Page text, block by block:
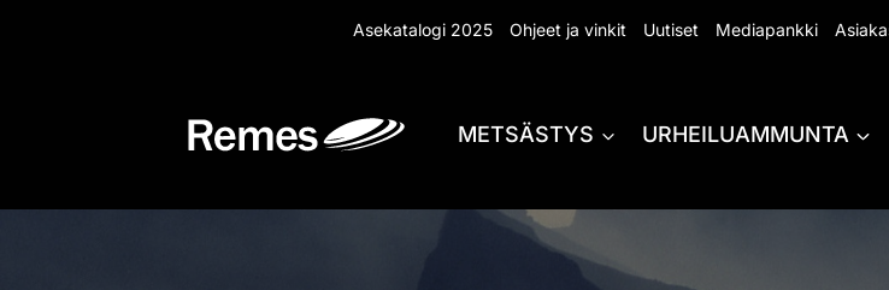
Asekatalogi 2025 Ohjeet ja vinkit Uutiset Mediapankki
METSÄSTYS URHEILUAMMUNTA